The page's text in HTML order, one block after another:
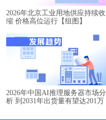
2026年北京工业用地供应持续收
缩 价格高位运行【组图】
2026年中国AI推理服务器市场分
析 到2031年出货量有望达201万